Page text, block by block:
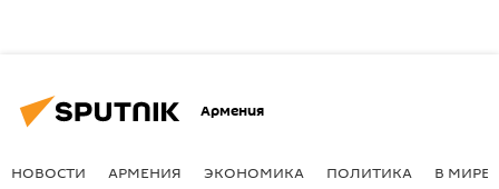
Армения
НОВОСТИ АРМЕНИЯ ЭКОНОМИКА ПОЛИТИКА В МИРЕ